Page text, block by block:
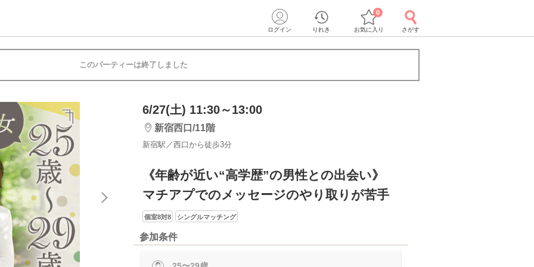
ログイン りれき お気に入り
0
さがす
このパーティーは終了しました
6/27(土) 11:30～13:00
新宿西口/11階
新宿駅／西口から徒歩3分
《年齢が近い“高学歴”の男性との出会い》
マチアプでのメッセージのやり取りが苦手
個室8対8 シングルマッチング
参加条件